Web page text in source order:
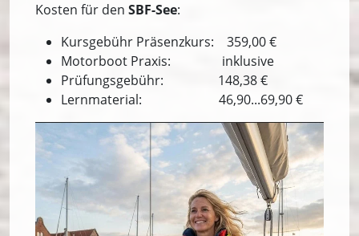
Kosten für den SBF-See:
Kursgebühr Präsenzkurs: 359,00 €
Motorboot Praxis: inklusive
Prüfungsgebühr: 148,38 €
Lernmaterial: 46,90...69,90 €